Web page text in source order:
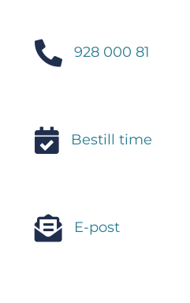
928 000 81
Bestill time
E-post